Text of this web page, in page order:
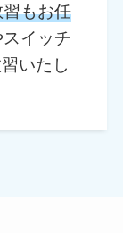
もお任
イッチ
いたし